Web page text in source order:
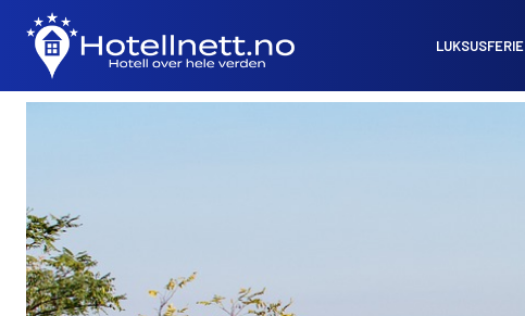
LUKSUSFERIE